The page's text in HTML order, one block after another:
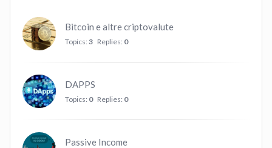
Bitcoin e altre criptovalute
Topics: 3 Replies: 0
DAPPS
Topics: 0 Replies: 0
Passive Income